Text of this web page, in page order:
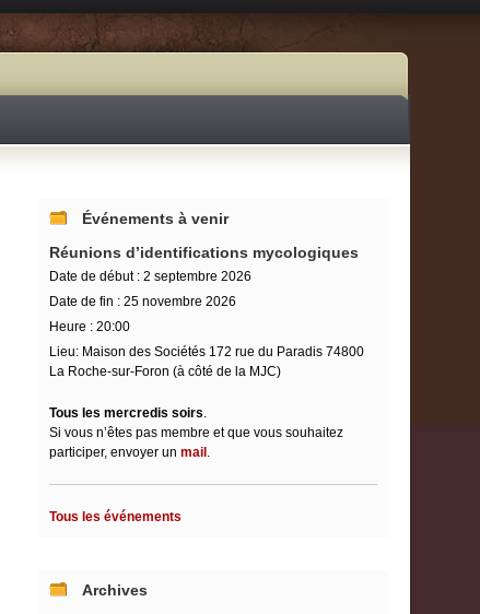
Événements à venir
Réunions d’identifications mycologiques
Date de début : 2 septembre 2026
Date de fin : 25 novembre 2026
Heure : 20:00
Lieu: Maison des Sociétés 172 rue du Paradis 74800
La Roche-sur-Foron (à côté de la MJC)
Tous les mercredis soirs.
Si vous n’êtes pas membre et que vous souhaitez
participer, envoyer un mail .
Tous les événements
Archives